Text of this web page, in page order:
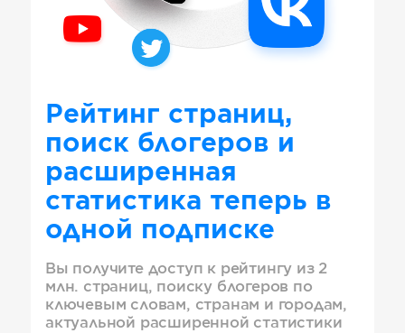
Рейтинг страниц,
поиск блогеров и
расширенная
статистика теперь в
одной подписке
Вы получите доступ к рейтингу из 2
млн. страниц, поиску блогеров по
ключевым словам, странам и городам,
актуальной расширенной статистики